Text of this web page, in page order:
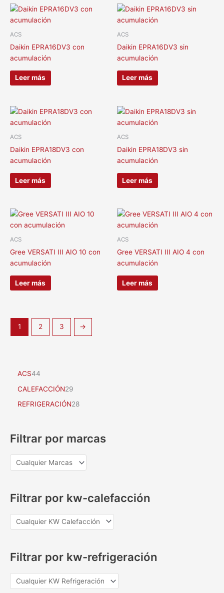
ACS
Daikin EPRA16DV3 con
acumulación
Leer más
ACS
Daikin EPRA16DV3 sin
acumulación
Leer más
ACS
Daikin EPRA18DV3 con
acumulación
Leer más
ACS
Daikin EPRA18DV3 sin
acumulación
Leer más
ACS
Gree VERSATI III AIO 10 con
acumulación
Leer más
ACS
Gree VERSATI III AIO 4 con
acumulación
Leer más
1 2 3 →
ACS44
CALEFACCIÓN29
REFRIGERACIÓN28
Filtrar por marcas
Filtrar por kw-calefacción
Filtrar por kw-refrigeración